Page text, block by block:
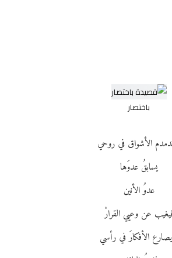
باختصار
الأشواق في روحي
يسابقُ عدوَها
عدوُ الأنين
عن وعيي القرارْ
الأفكارَ في رأسي